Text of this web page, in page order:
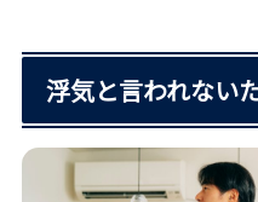
浮気と言われない